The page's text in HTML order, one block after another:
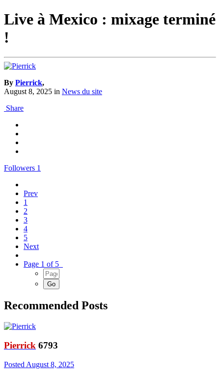
Live à Mexico : mixage terminé
!
By Pierrick,
August 8, 2025 in News du site
Share
Followers 1
Prev
1
2
3
4
5
Next
Page 1 of 5
Recommended Posts
Pierrick 6793
Posted August 8, 2025